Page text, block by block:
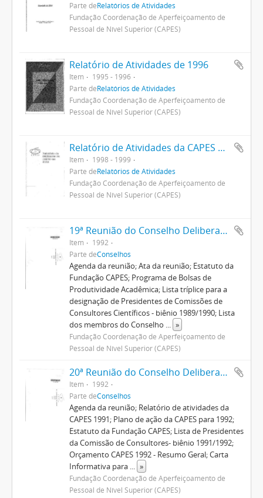
Parte deRelatórios de Atividades
Fundação Coordenação de Aperfeiçoamento de
Pessoal de Nível Superior (CAPES)
Relatório de Atividades de 1996
Item
1995 - 1996
Parte deRelatórios de Atividades
Fundação Coordenação de Aperfeiçoamento de
Pessoal de Nível Superior (CAPES)
Relatório de Atividades da CAPES em 1998
Item
1998 - 1999
Parte deRelatórios de Atividades
Fundação Coordenação de Aperfeiçoamento de
Pessoal de Nível Superior (CAPES)
19ª Reunião do Conselho Deliberativo
Item
1992
Parte deConselhos
Agenda da reunião; Ata da reunião; Estatuto da
Fundação CAPES; Programa de Bolsas de
Produtividade Acadêmica; Lista tríplice para a
designação de Presidentes de Comissões de
Consultores Científicos - biênio 1989/1990; Lista
dos membros do Conselho ... »
Fundação Coordenação de Aperfeiçoamento de
Pessoal de Nível Superior (CAPES)
20ª Reunião do Conselho Deliberativo
Item
1992
Parte deConselhos
Agenda da reunião; Relatório de atividades da
CAPES 1991; Plano de ação da CAPES para 1992;
Estatuto da Fundação CAPES; Lista de Presidentes
da Comissão de Consultores- biênio 1991/1992;
Orçamento CAPES 1992 - Resumo Geral; Carta
Informativa para ... »
Fundação Coordenação de Aperfeiçoamento de
Pessoal de Nível Superior (CAPES)